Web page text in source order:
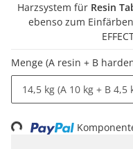
Harzsystem für Resin
ebenso zum
Menge (A resin + B
14,5 kg (A 10 kg + B 4,5
Loading...